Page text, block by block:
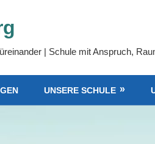
| Schule mit Anspruch,
UNSERE SCHULE